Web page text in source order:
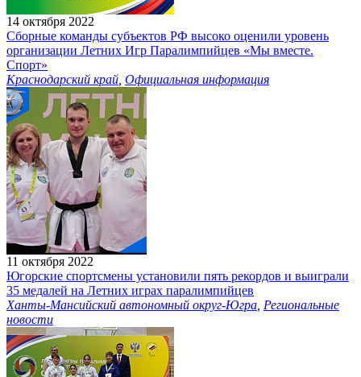
14 октября 2022
Сборные команды субъектов РФ высоко оценили уровень
организации Летних Игр Паралимпийцев «Мы вместе.
Спорт»
Краснодарский край Официальная информация
11 октября 2022
Югорские спортсмены установили пять рекордов и выиграли
35 медалей на Летних играх паралимпийцев
Ханты-Мансийский автономный округ-Югра Региональные
новости